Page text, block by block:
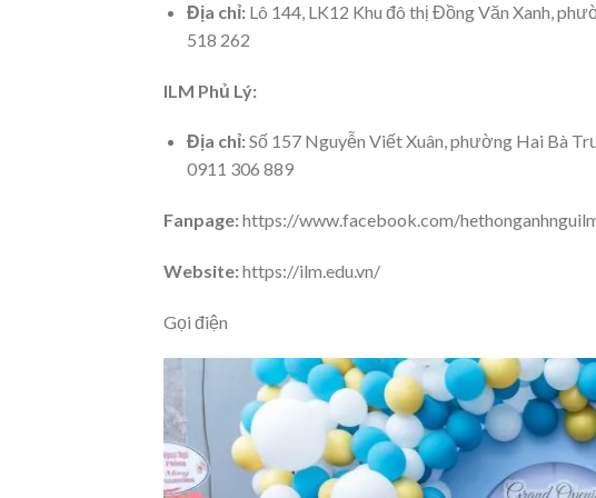
Địa chỉ: Lô 144, LK12 Khu đô thị Đồng Văn Xanh,
518 262
ILM Phủ Lý:
Địa chỉ:Số 157 Nguyễn Viết Xuân, phường Hai Bà
0911 306 889
Fanpage:https://www.facebook.com/
Website:https://ilm.edu.vn/
Gọi điện